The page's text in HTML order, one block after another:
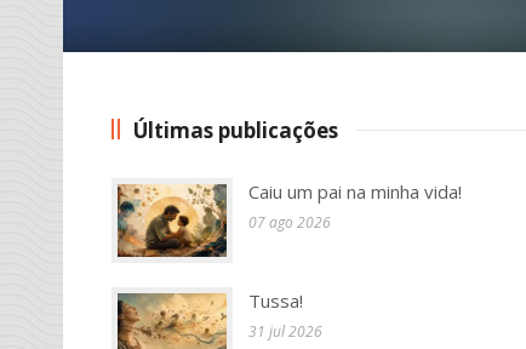
Últimas publicações
Caiu um pai na minha vida!
07 ago 2026
Tussa!
31 jul 2026